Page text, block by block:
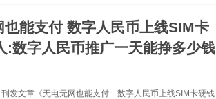
也能支付 数字人民币上线SIM卡
:数字人民币推广一天能挣多少钱
刊发文章《无电无网也能支付 数字人民币上线SIM卡硬钱